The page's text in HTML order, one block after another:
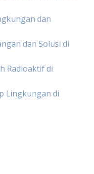
dan
dan Solusi di
Radioaktif di
Lingkungan di